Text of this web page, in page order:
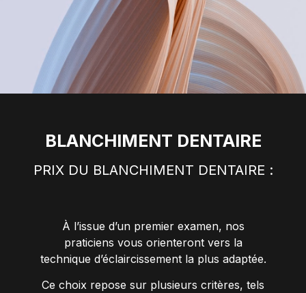
BLANCHIMENT DENTAIRE
PRIX DU BLANCHIMENT DENTAIRE :
À l’issue d’un premier examen, nos
praticiens vous orienteront vers la
technique d’éclaircissement la plus adaptée.
Ce choix repose sur plusieurs critères, tels